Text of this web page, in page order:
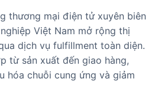
thương mại điện tử xuyên biên
Việt Nam mở rộng thị
dịch vụ fulfillment toàn diện.
từ sản xuất đến giao hàng,
hóa chuỗi cung ứng và giảm